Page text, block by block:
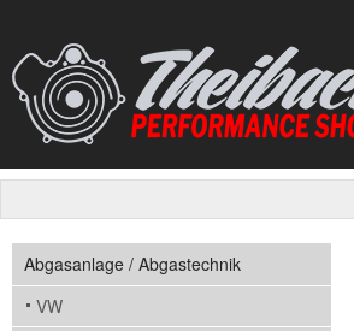
Abgasanlage / Abgastechnik
VW